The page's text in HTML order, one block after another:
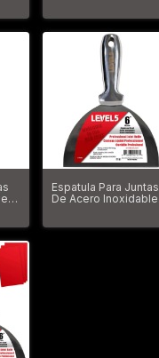
Level5
Espatula Para Juntas
De Acero Inoxidable